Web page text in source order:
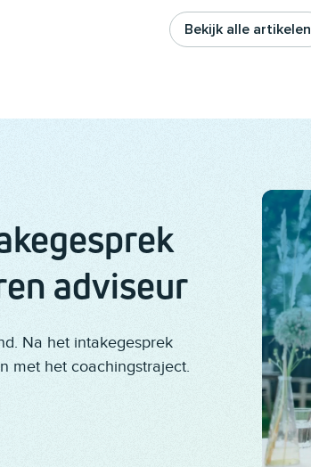
Bekijk alle artikelen
adviseur
Na het intakegesprek
met het coachingstraject.